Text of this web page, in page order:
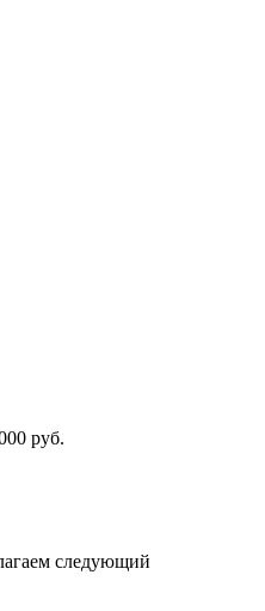
руб.
следующий